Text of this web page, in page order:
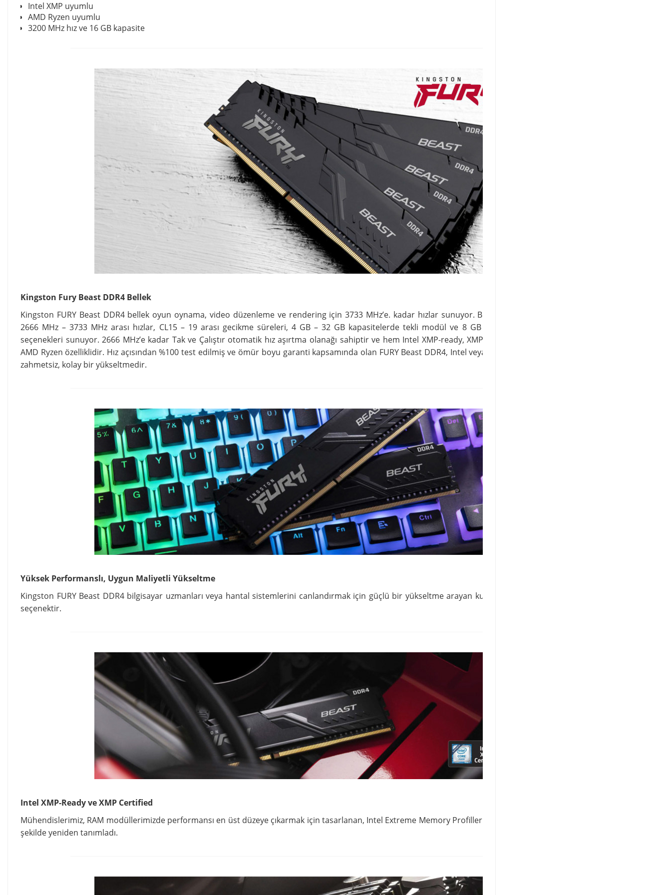
Intel XMP uyumlu
AMD Ryzen uyumlu
3200 MHz hız ve 16 GB kapasite
Kingston Fury Beast DDR4 Bellek
Kingston FURY Beast DDR4 bellek oyun oynama, video düzenleme ve rendering için 3733 MHz’e. kadar hızlar sunuyor. Bu uygun maliyetli yükseltme
2666 MHz – 3733 MHz arası hızlar, CL15 – 19 arası gecikme süreleri, 4 GB – 32 GB kapasitelerde tekli modül ve 8 GB – 128 GB kapasitelerde set
seçenekleri sunuyor. 2666 MHz’e kadar Tak ve Çalıştır otomatik hız aşırtma olanağı sahiptir ve hem Intel XMP-ready, XMP Certified hem de Ready for
AMD Ryzen özelliklidir. Hız açısından %100 test edilmiş ve ömür boyu garanti kapsamında olan FURY Beast DDR4, Intel veya AMD tabanlı sisteminiz için
zahmetsiz, kolay bir yükseltmedir.
Yüksek Performanslı, Uygun Maliyetli Yükseltme
Kingston FURY Beast DDR4 bilgisayar uzmanları veya hantal sistemlerini canlandırmak için güçlü bir yükseltme arayan kullanıcılar için mükemmel bir
seçenektir.
Intel XMP-Ready ve XMP Certified
Mühendislerimiz, RAM modüllerimizde performansı en üst düzeye çıkarmak için tasarlanan, Intel Extreme Memory Profillerini 3733MHz hızlara ulaşacak
şekilde yeniden tanımladı.